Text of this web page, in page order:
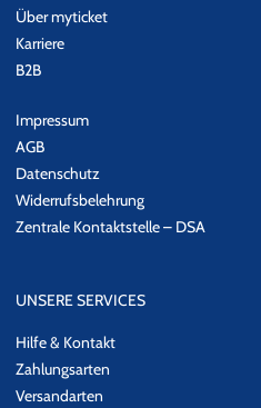
Über myticket
Karriere
B2B
Impressum
AGB
Datenschutz
Widerrufsbelehrung
Zentrale Kontaktstelle – DSA
UNSERE SERVICES
Hilfe & Kontakt
Zahlungsarten
Versandarten